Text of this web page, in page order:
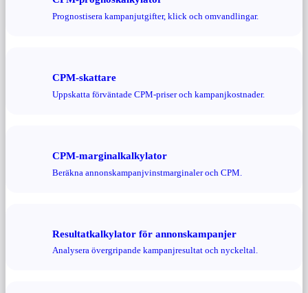
Prognostisera kampanjutgifter, klick och omvandlingar.
CPM-skattare
Uppskatta förväntade CPM-priser och kampanjkostnader.
CPM-marginalkalkylator
Beräkna annonskampanjvinstmarginaler och CPM.
Resultatkalkylator för annonskampanjer
Analysera övergripande kampanjresultat och nyckeltal.